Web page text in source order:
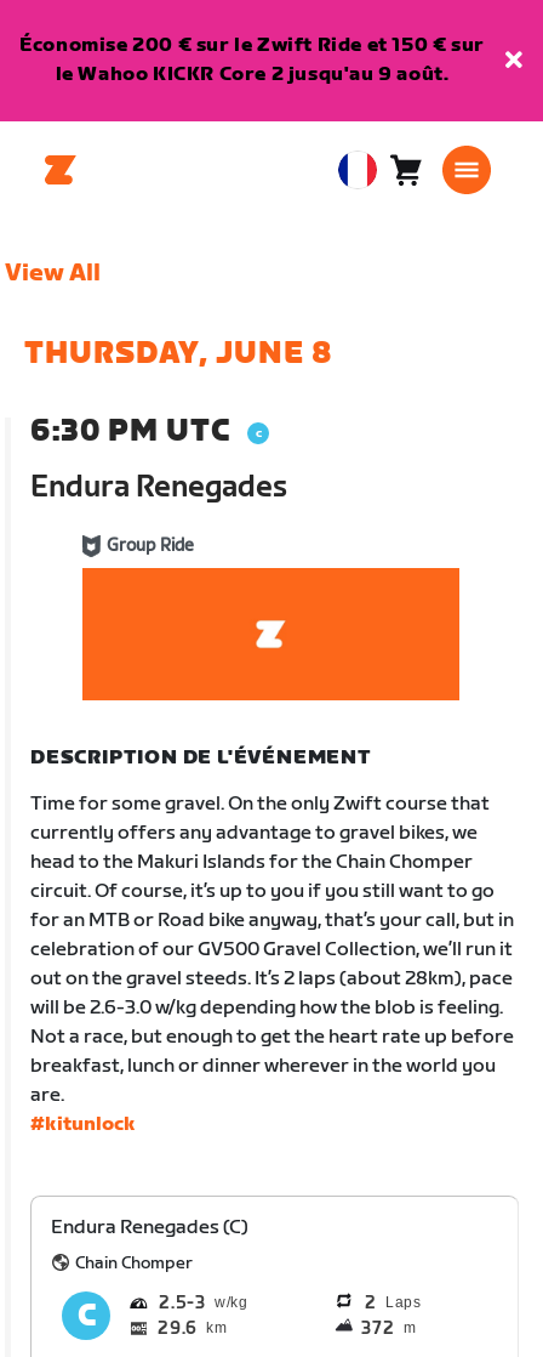
Économise 200 € sur le Zwift Ride et 150 € sur
le Wahoo KICKR Core 2 jusqu'au 9 août.
EuropeanPanier0
View All
THURSDAY, JUNE 8
6:30 PM UTC
Endura Renegades
Group Ride
DESCRIPTION DE L'ÉVÉNEMENT
Time for some gravel. On the only Zwift course that
currently offers any advantage to gravel bikes, we
head to the Makuri Islands for the Chain Chomper
circuit. Of course, it’s up to you if you still want to go
for an MTB or Road bike anyway, that’s your call, but in
celebration of our GV500 Gravel Collection, we’ll run it
out on the gravel steeds. It’s 2 laps (about 28km), pace
will be 2.6-3.0 w/kg depending how the blob is feeling.
Not a race, but enough to get the heart rate up before
breakfast, lunch or dinner wherever in the world you
are.
#kitunlock
Endura Renegades (C)
Chain Chomper
2.5 3 2 Laps
29.6 km 372 m